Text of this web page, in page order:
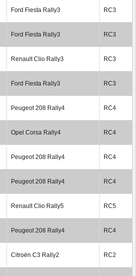
Ford Fiesta Rally3 RC3
Ford Fiesta Rally3 RC3
Renault Clio Rally3 RC3
Ford Fiesta Rally3 RC3
Peugeot 208 Rally4 RC4
Opel Corsa Rally4 RC4
Peugeot 208 Rally4 RC4
Peugeot 208 Rally4 RC4
Renault Clio Rally5 RC5
Peugeot 208 Rally4 RC4
Citroën C3 Rally2 RC2